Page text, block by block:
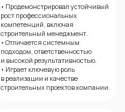
• Продемонстрировал устойчивый
рост профессиональных
компетенций, включая
строительный менеджмент.
• Отличается системным
подходом, ответственностью
и высокой результативностью.
• Играет ключевую роль
в реализации и качестве
строительных проектов компании.